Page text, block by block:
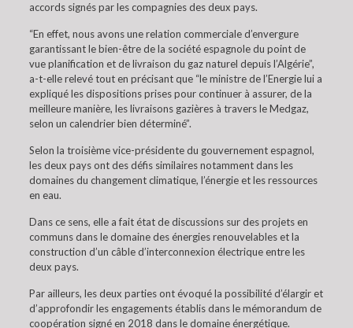
accords signés par les compagnies des deux pays.
“En effet, nous avons une relation commerciale d’envergure
garantissant le bien-être de la société espagnole du point de
vue planification et de livraison du gaz naturel depuis l’Algérie”,
a-t-elle relevé tout en précisant que “le ministre de l’Energie lui a
expliqué les dispositions prises pour continuer à assurer, de la
meilleure manière, les livraisons gazières à travers le Medgaz,
selon un calendrier bien déterminé”.
Selon la troisième vice-présidente du gouvernement espagnol,
les deux pays ont des défis similaires notamment dans les
domaines du changement climatique, l’énergie et les ressources
en eau.
Dans ce sens, elle a fait état de discussions sur des projets en
communs dans le domaine des énergies renouvelables et la
construction d’un câble d’interconnexion électrique entre les
deux pays.
Par ailleurs, les deux parties ont évoqué la possibilité d’élargir et
d’approfondir les engagements établis dans le mémorandum de
coopération signé en 2018 dans le domaine énergétique.